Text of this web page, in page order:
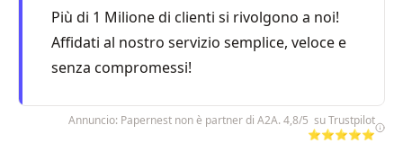
Più di 1 Milione di clienti si rivolgono a noi!
Affidati al nostro servizio semplice, veloce e
senza compromessi!
Annuncio: Papernest non è partner di A2A. 4,8/5 su Trustpilot
⭐⭐⭐⭐⭐